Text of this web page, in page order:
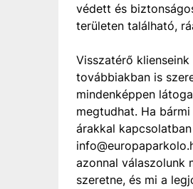
védett és
területen található,
Visszatérő
továbbiakban is
mindenképpen
megtudhat. Ha
árakkal
azonnal válaszolunk
szeretne, és mi a